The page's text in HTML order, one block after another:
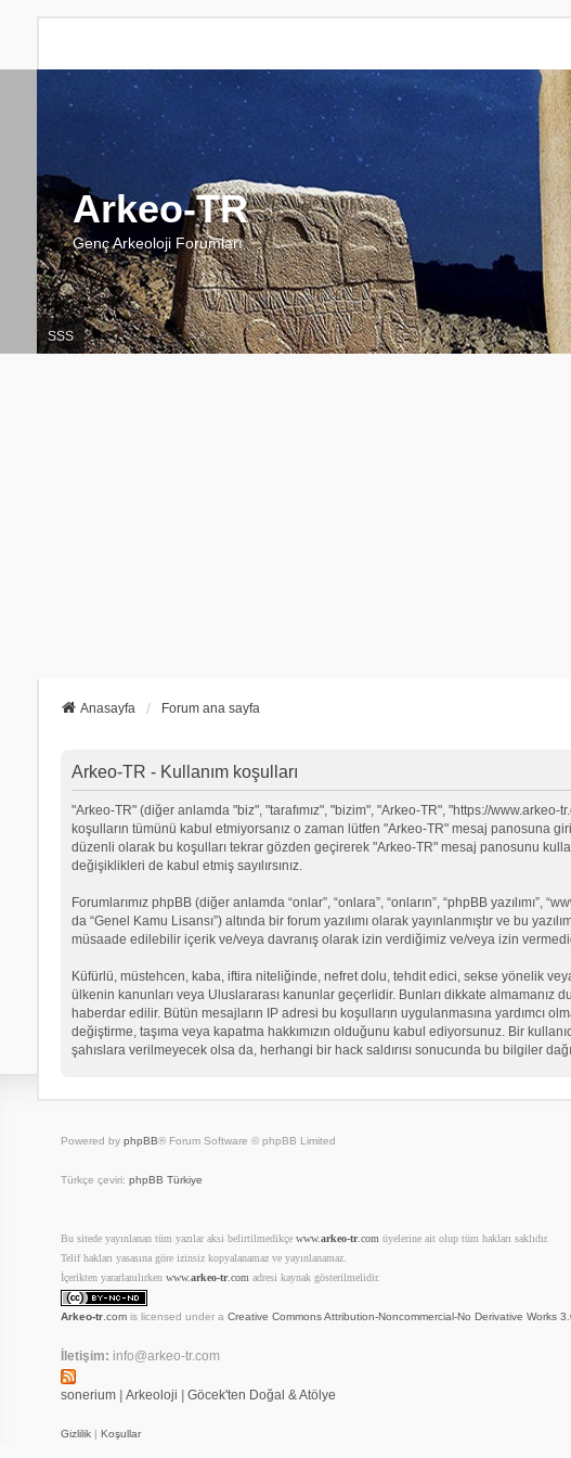
Arkeo-TR
Genç Arkeoloji Forumları
SSS
Anasayfa Forum ana sayfa
Arkeo-TR - Kullanım koşulları
"Arkeo-TR" (diğer anlamda "biz", "tarafımız", "bizim", "Arkeo-TR", "https://www.arkeo-
koşulların tümünü kabul etmiyorsanız o zaman lütfen "Arkeo-TR" mesaj panosuna
düzenli olarak bu koşulları tekrar gözden geçirerek "Arkeo-TR" mesaj panosunu
değişiklikleri de kabul etmiş sayılırsınız.
Forumlarımız phpBB (diğer anlamda “onlar”, “onlara”, “onların”, “phpBB yazılımı”,
da “Genel Kamu Lisansı”) altında bir forum yazılımı olarak yayınlanmıştır ve bu
müsaade edilebilir içerik ve/veya davranış olarak izin verdiğimiz ve/veya izin
Küfürlü, müstehcen, kaba, iftira niteliğinde, nefret dolu, tehdit edici, sekse yönelik
ülkenin kanunları veya Uluslararası kanunlar geçerlidir. Bunları dikkate almamanız
haberdar edilir. Bütün mesajların IP adresi bu koşulların uygulanmasına yardımcı
değiştirme, taşıma veya kapatma hakkımızın olduğunu kabul ediyorsunuz. Bir
şahıslara verilmeyecek olsa da, herhangi bir hack saldırısı sonucunda bu bilgiler
Powered by phpBB® Forum Software © phpBB Limited
Türkçe çeviri: phpBB Türkiye
Bu sitede yayınlanan tüm yazılar aksi belirtilmedikçe www.arkeo-tr.com üyelerine ait olup tüm hakları saklıdır.
Telif hakları yasasına göre izinsiz kopyalanamaz ve yayınlanamaz.
İçerikten yararlanılırken www.arkeo-tr.com adresi kaynak gösterilmelidir.
Arkeo-tr.comis licensed under a Creative Commons Attribution-Noncommercial-No Derivative Works
İletişim: info@arkeo-tr.com
sonerium Arkeoloji Göcek'ten Doğal & Atölye
Gizlilik| Koşullar